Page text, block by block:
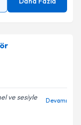
ve sesiyle
Devamı